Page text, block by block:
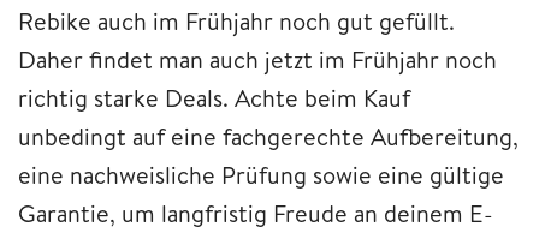
Rebike auch im Frühjahr noch gut gefüllt.
Daher findet man auch jetzt im Frühjahr noch
richtig starke Deals. Achte beim Kauf
unbedingt auf eine fachgerechte Aufbereitung,
eine nachweisliche Prüfung sowie eine gültige
Garantie, um langfristig Freude an deinem E-